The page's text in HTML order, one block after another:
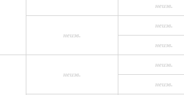
неизв.
неизв.
неизв.
неизв.
неизв.
неизв.
неизв.